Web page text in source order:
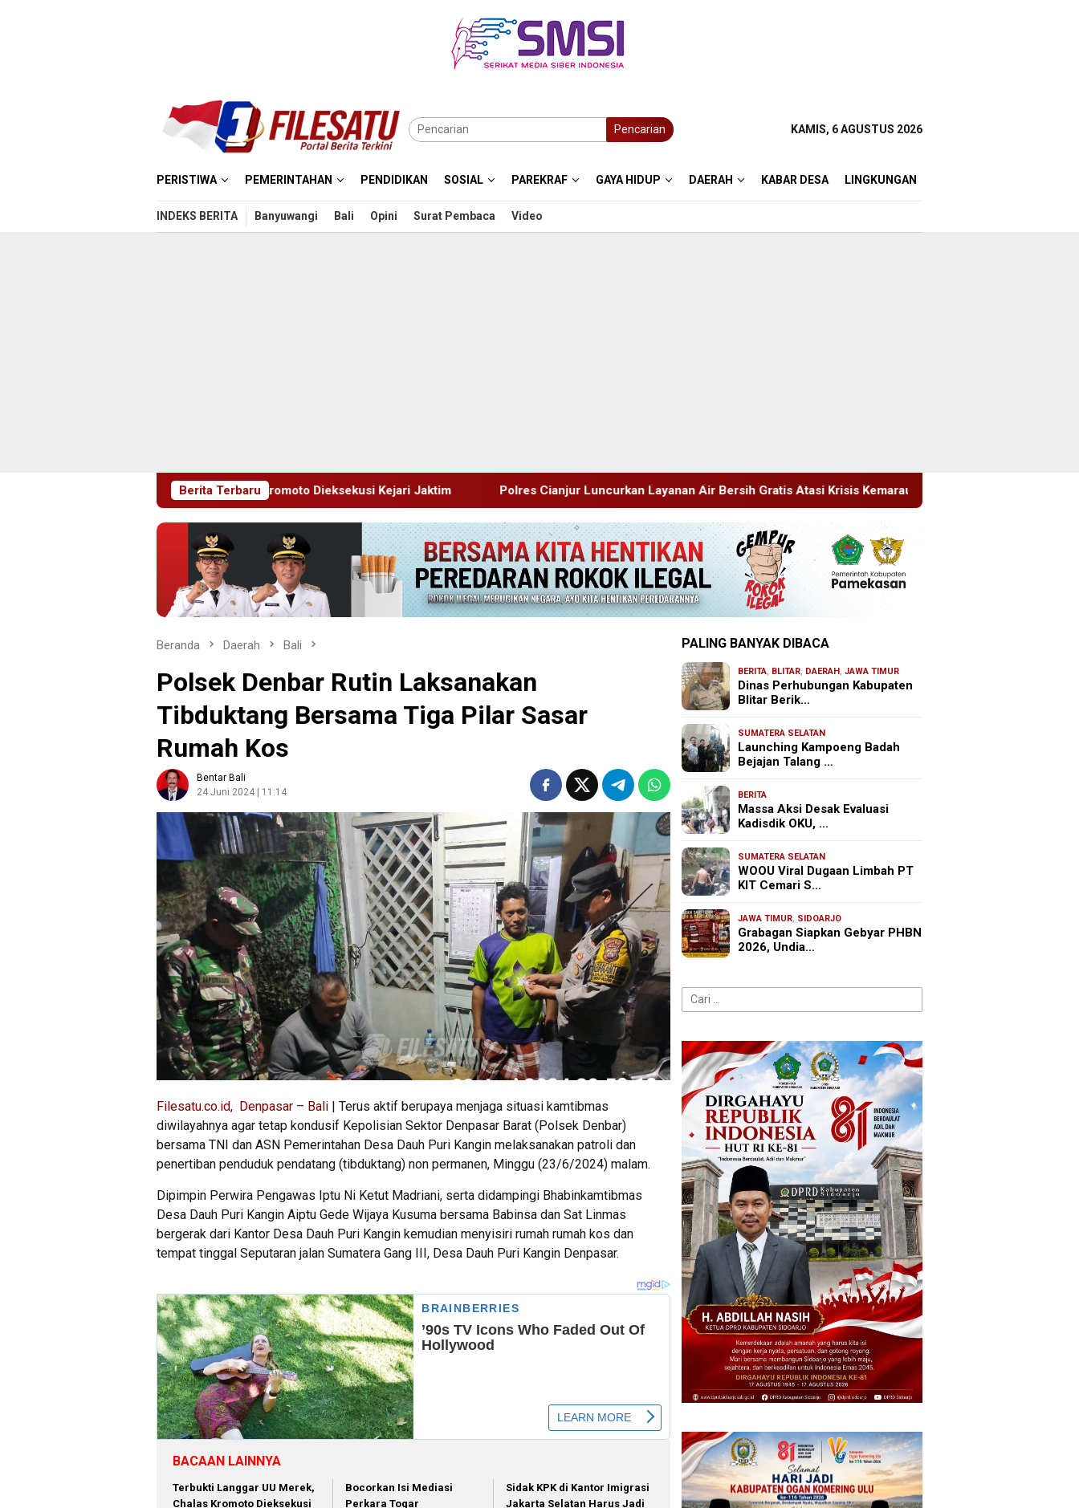
Pencarian KAMIS, 6 AGUSTUS 2026
PERISTIWA PEMERINTAHAN PENDIDIKAN SOSIAL PAREKRAF GAYA HIDUP DAERAH KABAR DESA LINGKUNGAN
INDEKS BERITA Banyuwangi Bali Opini Surat Pembaca Video
Berita Terbaru
UU Merek, Chalas Kromoto Dieksekusi Kejari Jaktim Polres Cianjur Luncurkan Layanan Air Bersih Gratis Atasi Krisis Kemarau Sidang Tipiring, Penjual Miras Hasil Razia
Beranda Daerah Bali
Polsek Denbar Rutin Laksanakan
Tibduktang Bersama Tiga Pilar Sasar
Rumah Kos
Bentar Bali
24 Juni 2024 | 11:14
Filesatu.co.id, Denpasar – Bali | Terus aktif berupaya menjaga situasi kamtibmas
diwilayahnya agar tetap kondusif Kepolisian Sektor Denpasar Barat (Polsek Denbar)
bersama TNI dan ASN Pemerintahan Desa Dauh Puri Kangin melaksanakan patroli dan
penertiban penduduk pendatang (tibduktang) non permanen, Minggu (23/6/2024) malam.
Dipimpin Perwira Pengawas Iptu Ni Ketut Madriani, serta didampingi Bhabinkamtibmas
Desa Dauh Puri Kangin Aiptu Gede Wijaya Kusuma bersama Babinsa dan Sat Linmas
bergerak dari Kantor Desa Dauh Puri Kangin kemudian menyisiri rumah rumah kos dan
tempat tinggal Seputaran jalan Sumatera Gang III, Desa Dauh Puri Kangin Denpasar.
BACAAN LAINNYA
Terbukti Langgar UU Merek,
Chalas Kromoto Dieksekusi
Bocorkan Isi Mediasi
Perkara Togar
Sidak KPK di Kantor Imigrasi
Jakarta Selatan Harus Jadi
PALING BANYAK DIBACA
BERITA, BLITAR, DAERAH ,JAWA TIMUR
Dinas Perhubungan Kabupaten
Blitar Berik…
SUMATERA SELATAN
Launching Kampoeng Badah
Bejajan Talang …
BERITA
Massa Aksi Desak Evaluasi
Kadisdik OKU, …
SUMATERA SELATAN
WOOU Viral Dugaan Limbah PT
KIT Cemari S…
JAWA TIMUR, SIDOARJO
Grabagan Siapkan Gebyar PHBN
2026, Undia…
Cari
untuk: